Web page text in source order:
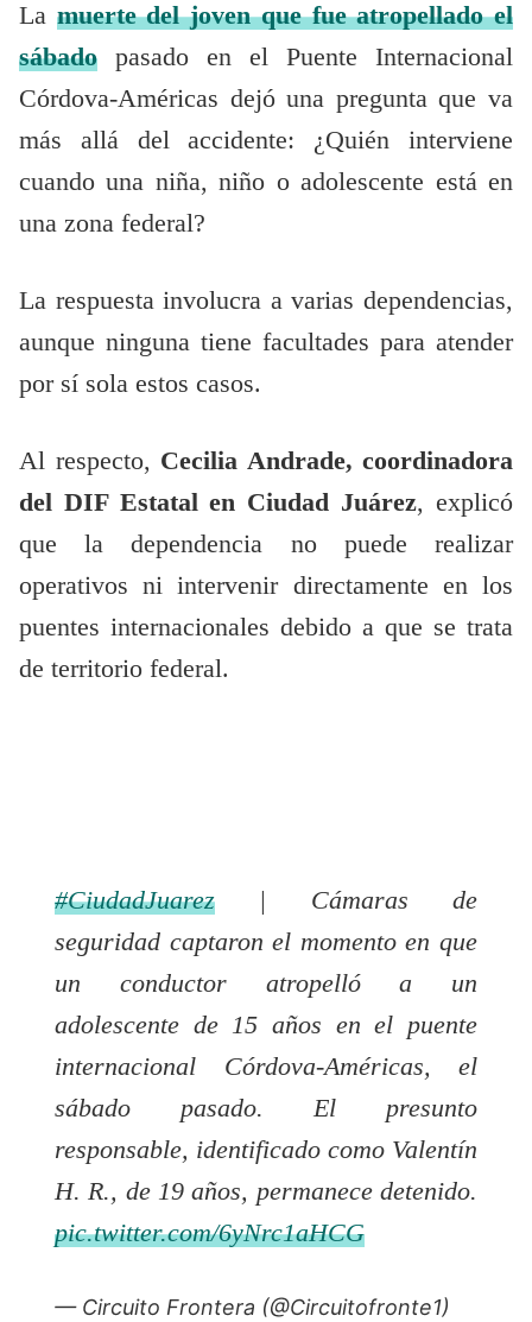
La muerte del joven que fue atropellado el
sábado
pasado en el Puente Internacional
Córdova-Américas dejó una pregunta que va
más allá del accidente: ¿Quién interviene
cuando una niña, niño o adolescente está en
una zona federal?
La respuesta involucra a varias dependencias,
aunque ninguna tiene facultades para atender
por sí sola estos casos.
Al respecto, Cecilia Andrade, coordinadora
del DIF Estatal en Ciudad Juárez, explicó
que la dependencia no puede realizar
operativos ni intervenir directamente en los
puentes internacionales debido a que se trata
de territorio federal.
#CiudadJuarez | Cámaras de
seguridad captaron el momento en que
un conductor atropelló a un
adolescente de 15 años en el puente
internacional Córdova-Américas, el
sábado pasado. El presunto
responsable, identificado como Valentín
H. R., de 19 años, permanece detenido.
pic.twitter.com/6yNrc1aHCG
— Circuito Frontera (@Circuitofronte1)